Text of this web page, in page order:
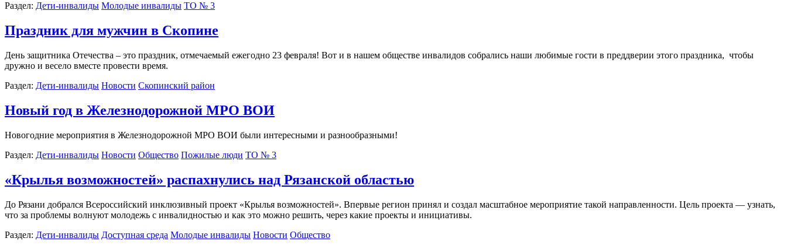
Раздел: Дети-инвалиды Молодые инвалиды ТО № 3
Праздник для мужчин в Скопине
День защитника Отечества – это праздник, отмечаемый ежегодно 23 февраля! Вот и в нашем обществе инвалидов собрались наши любимые гости в преддверии этого праздника, чтобы
дружно и весело вместе провести время.
Раздел: Дети-инвалиды Новости Скопинcкий район
Новый год в Железнодорожной МРО ВОИ
Новогодние мероприятия в Железнодорожной МРО ВОИ были интересными и разнообразными!
Раздел: Дети-инвалиды Новости Общество Пожилые люди ТО № 3
«Крылья возможностей» распахнулись над Рязанской областью
До Рязани добрался Всероссийский инклюзивный проект «Крылья возможностей». Впервые регион принял и создал масштабное мероприятие такой направленности. Цель проекта — узнать,
что за проблемы волнуют молодежь с инвалидностью и как это можно решить, через какие проекты и инициативы.
Раздел: Дети-инвалиды Доступная среда Молодые инвалиды Новости Общество